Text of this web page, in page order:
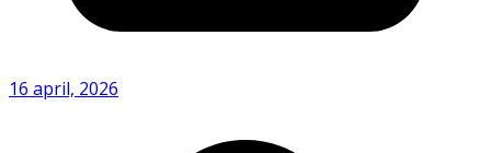
16 april, 2026